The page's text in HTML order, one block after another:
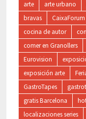
arte arte urbano
bravas
CaixaForum
cocina de autor
comer en Granollers
Eurovision
exposición arte
GastroTapes
gratis Barcelona
localizaciones series